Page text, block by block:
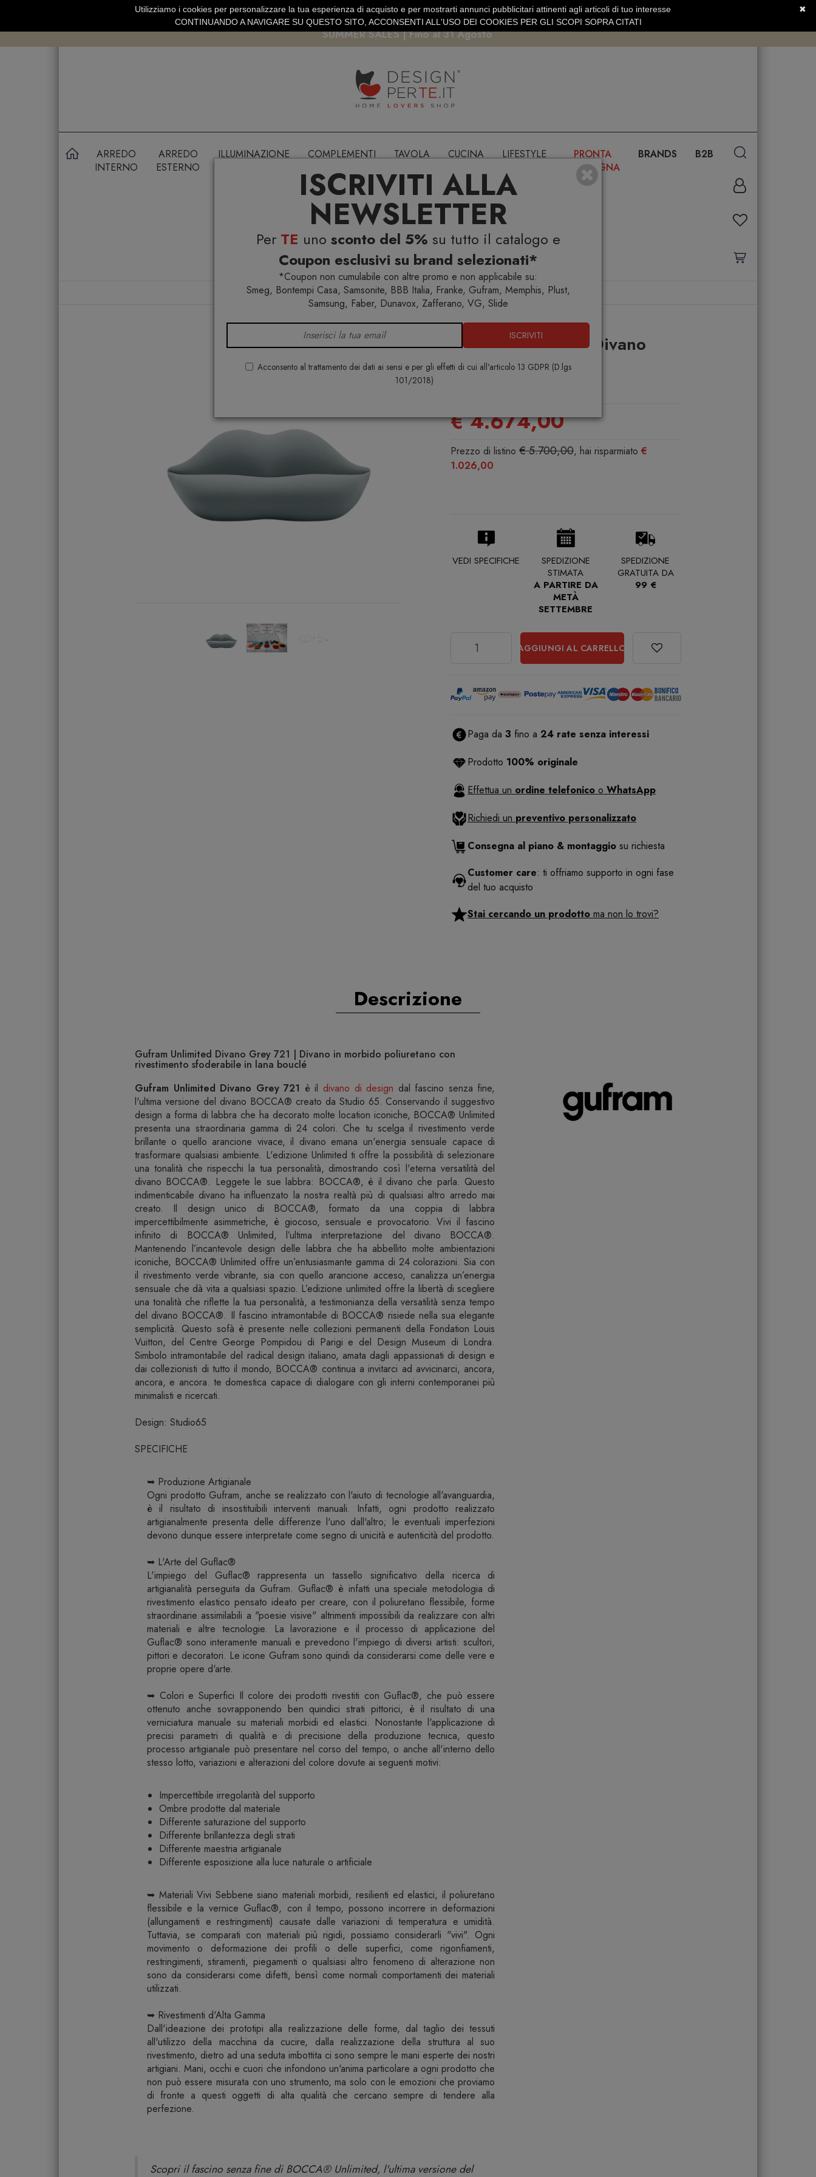
ISCRIVITI ALLA
NEWSLETTER
Per TE uno sconto del 5% su tutto il catalogo e
Coupon esclusivi su brand selezionati*
*Coupon non cumulabile con altre promo e non applicabile su:
Smeg, Bontempi Casa, Samsonite, BBB Italia, Franke, Gufram, Memphis, Plust,
Samsung, Faber, Dunavox, Zafferano, VG, Slide
ISCRIVITI
Acconsento al trattamento dei dati ai sensi e per gli effetti di cui all'articolo 13 GDPR (D.lgs
101/2018)
SPEDIZIONE GRATUITA SOPRA 99 EURO PAGAMENTO SICURO PAYPAL · CARTA DI CREDITO SERVIZIO CLIENTI +39.0773.470.562
SUMMER SALES | Fino al 31 Agosto
ARREDO
INTERNO
ARREDO
ESTERNO
ILLUMINAZIONE COMPLEMENTI TAVOLA CUCINA LIFESTYLE
PRONTA
CONSEGNA
BRANDS B2B
Home Arredo interno Divani Gufram Unlimited Divano Grey 721
Gufram Unlimited Divano
Grey 721
€ 4.674,00
Prezzo di listino € 5.700,00, hai risparmiato €
1.026,00
VEDI SPECIFICHE
SPEDIZIONE
STIMATA
A PARTIRE DA
METÀ
SETTEMBRE
SPEDIZIONE
GRATUITA DA
99 €
AGGIUNGI AL CARRELLO
Paga da 3 fino a 24 rate senza interessi
Prodotto 100% originale
Effettua un ordine telefonico o WhatsApp
Richiedi un preventivo personalizzato
Consegna al piano & montaggio su richiesta
Customer care: ti offriamo supporto in ogni fase
del tuo acquisto
Stai cercando un prodotto ma non lo trovi?
Descrizione
Gufram Unlimited Divano Grey 721 | Divano in morbido poliuretano con
rivestimento sfoderabile in lana bouclé
Gufram Unlimited Divano Grey 721 è il divano di design dal fascino senza fine,
l'ultima versione del divano BOCCA® creato da Studio 65. Conservando il suggestivo
design a forma di labbra che ha decorato molte location iconiche, BOCCA® Unlimited
presenta una straordinaria gamma di 24 colori. Che tu scelga il rivestimento verde
brillante o quello arancione vivace, il divano emana un'energia sensuale capace di
trasformare qualsiasi ambiente. L'edizione Unlimited ti offre la possibilità di selezionare
una tonalità che rispecchi la tua personalità, dimostrando così l'eterna versatilità del
divano BOCCA®. Leggete le sue labbra: BOCCA®, è il divano che parla. Questo
indimenticabile divano ha influenzato la nostra realtà più di qualsiasi altro arredo mai
creato. Il design unico di BOCCA®, formato da una coppia di labbra
impercettibilmente asimmetriche, è giocoso, sensuale e provocatorio. Vivi il fascino
infinito di BOCCA® Unlimited, l’ultima interpretazione del divano BOCCA®.
Mantenendo l’incantevole design delle labbra che ha abbellito molte ambientazioni
iconiche, BOCCA® Unlimited offre un’entusiasmante gamma di 24 colorazioni. Sia con
il rivestimento verde vibrante, sia con quello arancione acceso, canalizza un’energia
sensuale che dà vita a qualsiasi spazio. L’edizione unlimited offre la libertà di scegliere
una tonalità che riflette la tua personalità, a testimonianza della versatilità senza tempo
del divano BOCCA®. Il fascino intramontabile di BOCCA® risiede nella sua elegante
semplicità. Questo sofà è presente nelle collezioni permanenti della Fondation Louis
Vuitton, del Centre George Pompidou di Parigi e del Design Museum di Londra.
Simbolo intramontabile del radical design italiano, amata dagli appassionati di design e
dai collezionisti di tutto il mondo, BOCCA® continua a invitarci ad avvicinarci, ancora,
ancora, e ancora. te domestica capace di dialogare con gli interni contemporanei più
minimalisti e ricercati.
Design: Studio65
SPECIFICHE
➥ Produzione Artigianale
Ogni prodotto Gufram, anche se realizzato con l'aiuto di tecnologie all'avanguardia,
è il risultato di insostituibili interventi manuali. Infatti, ogni prodotto realizzato
artigianalmente presenta delle differenze l'uno dall'altro; le eventuali imperfezioni
devono dunque essere interpretate come segno di unicità e autenticità del prodotto.
➥ L'Arte del Guflac®
L'impiego del Guflac® rappresenta un tassello significativo della ricerca di
artigianalità perseguita da Gufram. Guflac® è infatti una speciale metodologia di
rivestimento elastico pensato ideato per creare, con il poliuretano flessibile, forme
straordinarie assimilabili a "poesie visive" altrimenti impossibili da realizzare con altri
materiali e altre tecnologie. La lavorazione e il processo di applicazione del
Guflac® sono interamente manuali e prevedono l'impiego di diversi artisti: scultori,
pittori e decoratori. Le icone Gufram sono quindi da considerarsi come delle vere e
proprie opere d'arte.
➥ Colori e Superfici Il colore dei prodotti rivestiti con Guflac®, che può essere
ottenuto anche sovrapponendo ben quindici strati pittorici, è il risultato di una
verniciatura manuale su materiali morbidi ed elastici. Nonostante l'applicazione di
precisi parametri di qualità e di precisione della produzione tecnica, questo
processo artigianale può presentare nel corso del tempo, o anche all'interno dello
stesso lotto, variazioni e alterazioni del colore dovute ai seguenti motivi:
Impercettibile irregolarità del supporto
Ombre prodotte dal materiale
Differente saturazione del supporto
Differente brillantezza degli strati
Differente maestria artigianale
Differente esposizione alla luce naturale o artificiale
➥ Materiali Vivi Sebbene siano materiali morbidi, resilienti ed elastici, il poliuretano
flessibile e la vernice Guflac®, con il tempo, possono incorrere in deformazioni
(allungamenti e restringimenti) causate dalle variazioni di temperatura e umidità.
Tuttavia, se comparati con materiali più rigidi, possiamo considerarli "vivi". Ogni
movimento o deformazione dei profili o delle superfici, come rigonfiamenti,
restringimenti, stiramenti, piegamenti o qualsiasi altro fenomeno di alterazione non
sono da considerarsi come difetti, bensì come normali comportamenti dei materiali
utilizzati.
➥ Rivestimenti d'Alta Gamma
Dall'ideazione dei prototipi alla realizzazione delle forme, dal taglio dei tessuti
all'utilizzo della macchina da cucire, dalla realizzazione della struttura al suo
rivestimento, dietro ad una seduta imbottita ci sono sempre le mani esperte dei nostri
artigiani. Mani, occhi e cuori che infondono un'anima particolare a ogni prodotto che
non può essere misurata con uno strumento, ma solo con le emozioni che proviamo
di fronte a questi oggetti di alta qualità che cercano sempre di tendere alla
perfezione.
Scopri il fascino senza fine di BOCCA® Unlimited, l'ultima versione del
✖
Utilizziamo i cookies per personalizzare la tua esperienza di acquisto e per mostrarti annunci pubblicitari attinenti agli articoli di tuo interesse
CONTINUANDO A NAVIGARE SU QUESTO SITO, ACCONSENTI ALL'USO DEI COOKIES PER GLI SCOPI SOPRA CITATI